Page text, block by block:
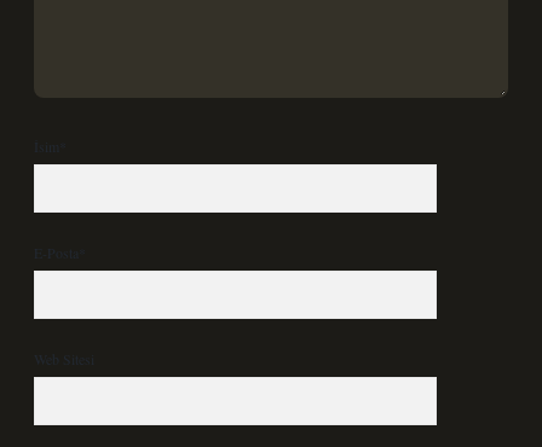
İsim*
E-Posta*
Web Sitesi